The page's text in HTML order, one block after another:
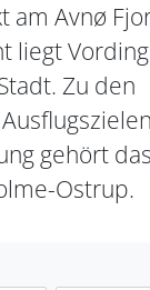
am Avnø
liegt
Zu den
gehört das
Ostrup.